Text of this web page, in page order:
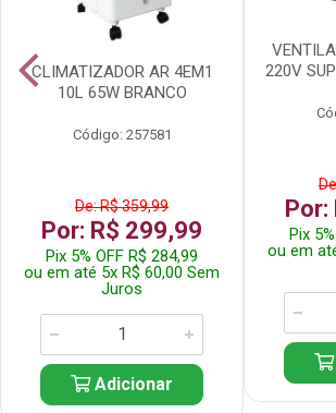
CLIMATIZADOR AR 4EM1
10L 65W BRANCO
Código: 257581
De: R$ 359,99
Por: R$ 299,99
Pix 5% OFF R$ 284,99
ou em até 5x R$ 60,00 Sem
Juros
Adicionar
220V
Por:
Pix
ou em